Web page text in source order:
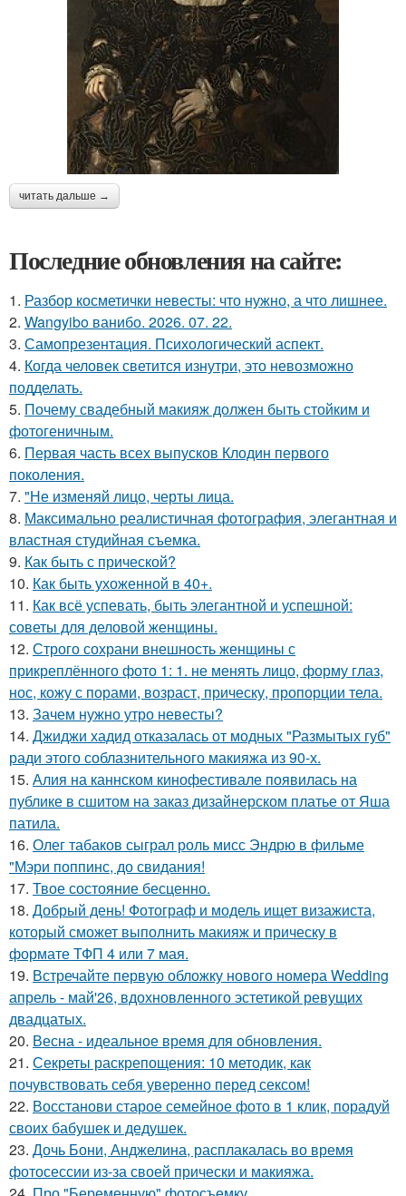
читать дальше →
Последние обновления на сайте:
1. Разбор косметички невесты: что нужно, а что лишнее.
2. Wangyibo ванибо. 2026. 07. 22.
3. Самопрезентация. Психологический аспект.
4. Когда человек светится изнутри, это невозможно
подделать.
5. Почему свадебный макияж должен быть стойким и
фотогеничным.
6. Первая часть всех выпусков Клодин первого
поколения.
7. "Не изменяй лицо, черты лица.
8. Максимально реалистичная фотография, элегантная и
властная студийная съемка.
9. Как быть с прической?
10. Как быть ухоженной в 40+.
11. Как всё успевать, быть элегантной и успешной:
советы для деловой женщины.
12. Строго сохрани внешность женщины с
прикреплённого фото 1: 1. не менять лицо, форму глаз,
нос, кожу с порами, возраст, прическу, пропорции тела.
13. Зачем нужно утро невесты?
14. Джиджи хадид отказалась от модных "Размытых губ"
ради этого соблазнительного макияжа из 90-х.
15. Алия на каннском кинофестивале появилась на
публике в сшитом на заказ дизайнерском платье от Яша
патила.
16. Олег табаков сыграл роль мисс Эндрю в фильме
"Мэри поппинс, до свидания!
17. Твое состояние бесценно.
18. Добрый день! Фотограф и модель ищет визажиста,
который сможет выполнить макияж и прическу в
формате ТФП 4 или 7 мая.
19. Встречайте первую обложку нового номера Wedding
апрель - май'26, вдохновленного эстетикой ревущих
двадцатых.
20. Весна - идеальное время для обновления.
21. Секреты раскрепощения: 10 методик, как
почувствовать себя уверенно перед сексом!
22. Восстанови старое семейное фото в 1 клик, порадуй
своих бабушек и дедушек.
23. Дочь Бони, Анджелина, расплакалась во время
фотосессии из-за своей прически и макияжа.